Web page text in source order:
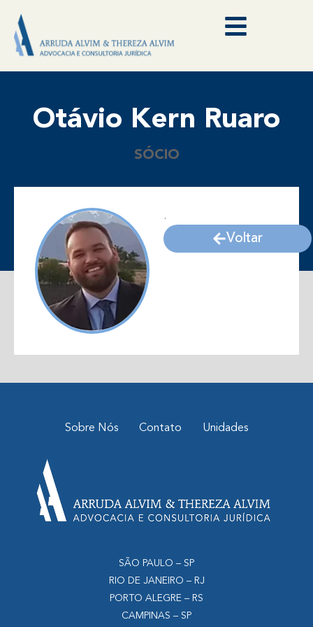
Otávio Kern Ruaro
SÓCIO
.
Voltar
Sobre Nós Contato Unidades
SÃO PAULO – SP
RIO DE JANEIRO – RJ
PORTO ALEGRE – RS
CAMPINAS – SP